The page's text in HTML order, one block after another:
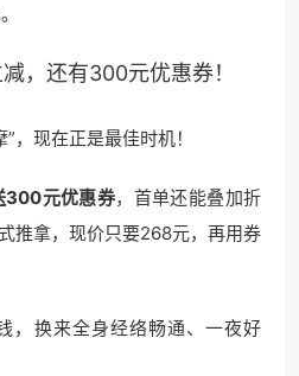
，还有300元优惠券！
，现在正是最佳时机！
300元优惠券，首单还能叠加折
推拿，现价只要268元，再用券
，换来全身经络畅通、一夜好